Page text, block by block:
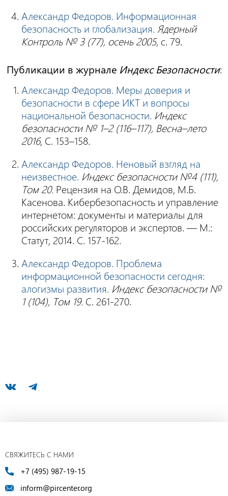
Александр Федоров. Информационная
безопасность и глобализация. Ядерный
Контроль № 3 (77), осень 2005, с. 79.
Публикации в журнале Индекс Безопасности:
Александр Федоров. Меры доверия и
безопасности в сфере ИКТ и вопросы
национальной безопасности. Индекс
безопасности № 1–2 (116–117), Весна–лето
2016, С. 153–158.
Александр Федоров. Неновый взгляд на
неизвестное. Индекс безопасности №4 (111),
Том 20. Рецензия на О.В. Демидов, М.Б.
Касенова. Кибербезопасность и управление
интернетом: документы и материалы для
российских регуляторов и экспертов. — М.:
Статут, 2014. С. 157-162.
Александр Федоров. Проблема
информационной безопасности сегодня:
алогизмы развития. Индекс безопасности №
1 (104), Том 19. С. 261-270.
СВЯЖИТЕСЬ С НАМИ
+7 (495) 987-19-15
inform@pircenter.org